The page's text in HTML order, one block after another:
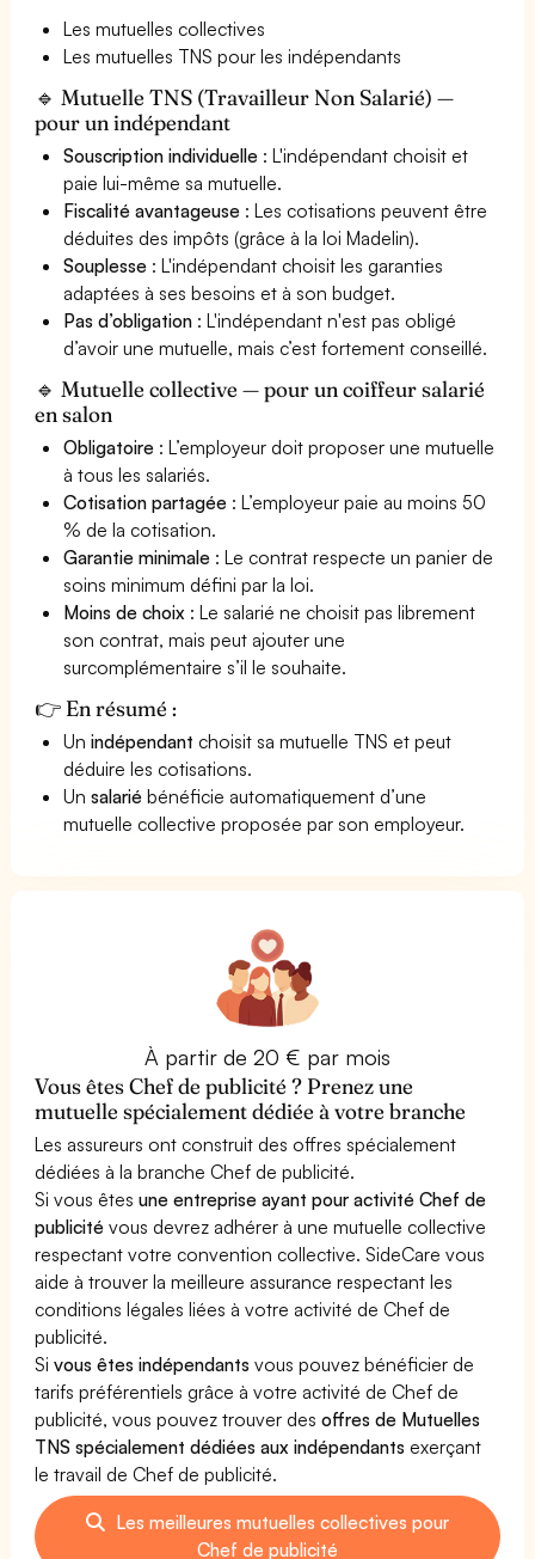
Les mutuelles collectives
Les mutuelles TNS pour les indépendants
🔹 Mutuelle TNS (Travailleur Non Salarié) —
pour un indépendant
Souscription individuelle : L'indépendant choisit et
paie lui-même sa mutuelle.
Fiscalité avantageuse : Les cotisations peuvent être
déduites des impôts (grâce à la loi Madelin).
Souplesse : L'indépendant choisit les garanties
adaptées à ses besoins et à son budget.
Pas d’obligation : L'indépendant n'est pas obligé
d’avoir une mutuelle, mais c’est fortement conseillé.
🔹 Mutuelle collective — pour un coiffeur salarié
en salon
Obligatoire : L’employeur doit proposer une mutuelle
à tous les salariés.
Cotisation partagée : L’employeur paie au moins 50
% de la cotisation.
Garantie minimale : Le contrat respecte un panier de
soins minimum défini par la loi.
Moins de choix : Le salarié ne choisit pas librement
son contrat, mais peut ajouter une
surcomplémentaire s’il le souhaite.
👉 En résumé :
Unindépendant choisit sa mutuelle TNS et peut
déduire les cotisations.
Unsalarié bénéficie automatiquement d’une
mutuelle collective proposée par son employeur.
À partir de 20 € par mois
Vous êtes Chef de publicité ? Prenez une
mutuelle spécialement dédiée à votre branche
Les assureurs ont construit des offres spécialement
dédiées à la branche Chef de publicité.
Si vous êtesune entreprise ayant pour activité Chef de
publicité vous devrez adhérer à une mutuelle collective
respectant votre convention collective. SideCare vous
aide à trouver la meilleure assurance respectant les
conditions légales liées à votre activité de Chef de
publicité.
Sivous êtes indépendants vous pouvez bénéficier de
tarifs préférentiels grâce à votre activité de Chef de
publicité, vous pouvez trouver desoffres de Mutuelles
TNS spécialement dédiées aux indépendants exerçant
le travail de Chef de publicité.
Les meilleures mutuelles collectives pour
Chef de publicité